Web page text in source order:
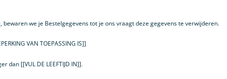
we je Bestelgegevens tot je ons vraagt deze gegevens te verwijderen.
VAN TOEPASSING IS]]
dan [[VUL DE LEEFTIJD IN]].